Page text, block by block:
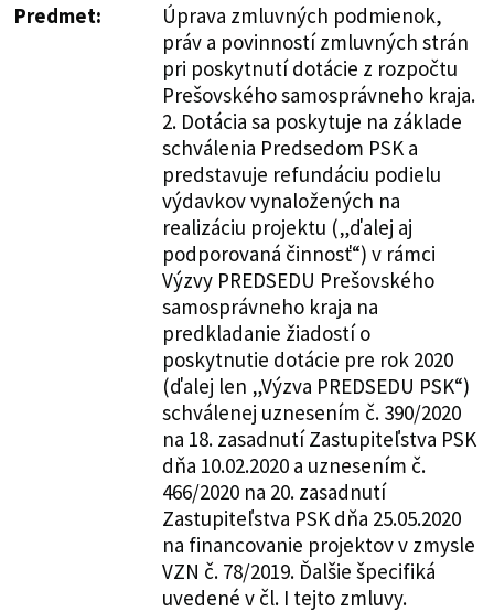
Predmet:
Úprava zmluvných podmienok,
práv a povinností zmluvných strán
pri poskytnutí dotácie z rozpočtu
Prešovského samosprávneho kraja.
2. Dotácia sa poskytuje na základe
schválenia Predsedom PSK a
predstavuje refundáciu podielu
výdavkov vynaložených na
realizáciu projektu („ďalej aj
podporovaná činnosť“) v rámci
Výzvy PREDSEDU Prešovského
samosprávneho kraja na
predkladanie žiadostí o
poskytnutie dotácie pre rok 2020
(ďalej len „Výzva PREDSEDU PSK“)
schválenej uznesením č. 390/2020
na 18. zasadnutí Zastupiteľstva PSK
dňa 10.02.2020 a uznesením č.
466/2020 na 20. zasadnutí
Zastupiteľstva PSK dňa 25.05.2020
na financovanie projektov v zmysle
VZN č. 78/2019. Ďalšie špecifiká
uvedené v čl. I tejto zmluvy.